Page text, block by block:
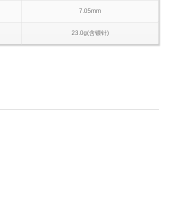
7.05mm
23.0g(含镖针)